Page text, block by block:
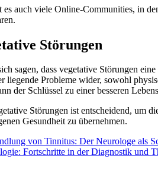
auch viele Online-Communities, in
Störungen
sagen, dass vegetative Störungen
liegende Probleme wider, sowohl
der Schlüssel zu einer besseren
Störungen ist entscheidend, um
Gesundheit zu übernehmen.
von Tinnitus: Der Neurologe als
Fortschritte in der Diagnostik und